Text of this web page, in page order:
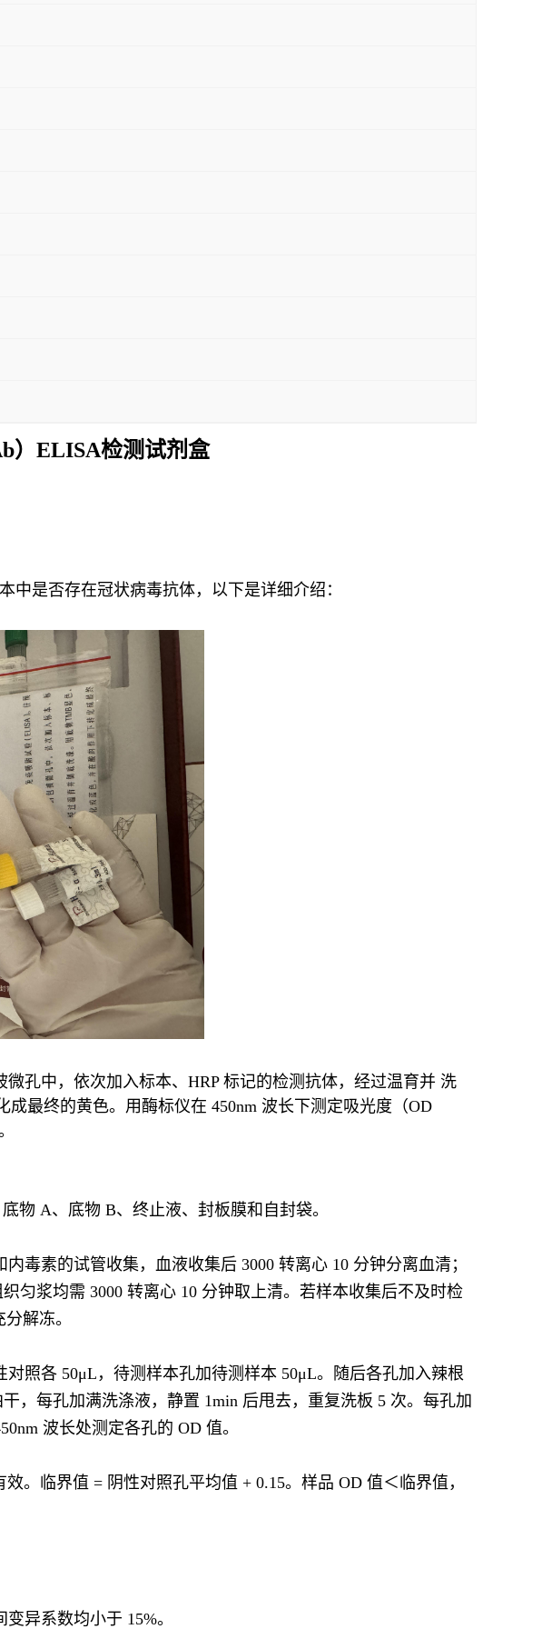
）ELISA检测试剂盒
中是否存在冠状病毒抗体，以下是详细介绍：
孔中，依次加入标本、HRP 标记的检测抗体，经过温育并 洗
最终的黄色。用酶标仪在 450nm 波长下测定吸光度（OD
物 A、底物 B、终止液、封板膜和自封袋。
毒素的试管收集，血液收集后 3000 转离心 10 分钟分离血清；
匀浆均需 3000 转离心 10 分钟取上清。若样本收集后不及时检
解冻。
照各 50μL，待测样本孔加待测样本 50μL。随后各孔加入辣根
，每孔加满洗涤液，静置 1min 后甩去，重复洗板 5 次。每孔加
波长处测定各孔的 OD 值。
。临界值 = 阴性对照孔平均值 + 0.15。样品 OD 值＜临界值，
异系数均小于 15%。